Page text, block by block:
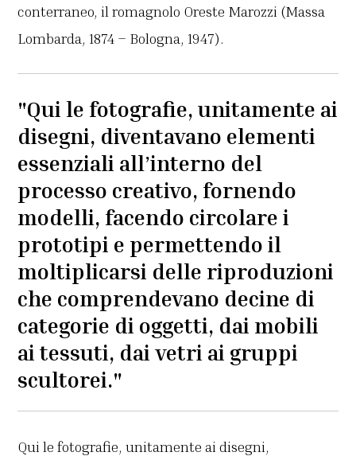
conterraneo, il romagnolo Oreste Marozzi (Massa
Lombarda, 1874 – Bologna, 1947).
"Qui le fotografie, unitamente ai
disegni, diventavano elementi
essenziali all’interno del
processo creativo, fornendo
modelli, facendo circolare i
prototipi e permettendo il
moltiplicarsi delle riproduzioni
che comprendevano decine di
categorie di oggetti, dai mobili
ai tessuti, dai vetri ai gruppi
scultorei."
Qui le fotografie, unitamente ai disegni,